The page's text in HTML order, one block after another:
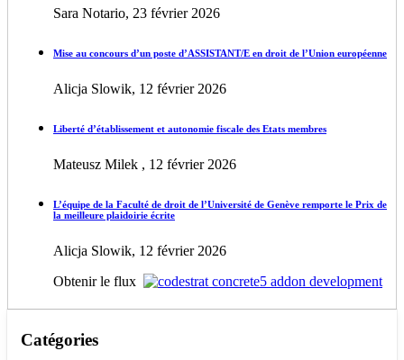
Sara Notario, 23 février 2026
Mise au concours d’un poste d’ASSISTANT/E en droit de l’Union européenne
Alicja Slowik, 12 février 2026
Liberté d’établissement et autonomie fiscale des Etats membres
Mateusz Milek , 12 février 2026
L’équipe de la Faculté de droit de l’Université de Genève remporte le Prix de
la meilleure plaidoirie écrite
Alicja Slowik, 12 février 2026
Obtenir le flux
Catégories